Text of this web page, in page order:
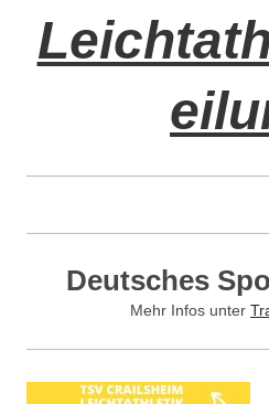
Deutsches
Mehr Infos unter